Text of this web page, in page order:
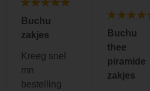
Buchu
zakjes
Kreeg snel
mn
bestelling
Buchu
thee
piramide
zakjes